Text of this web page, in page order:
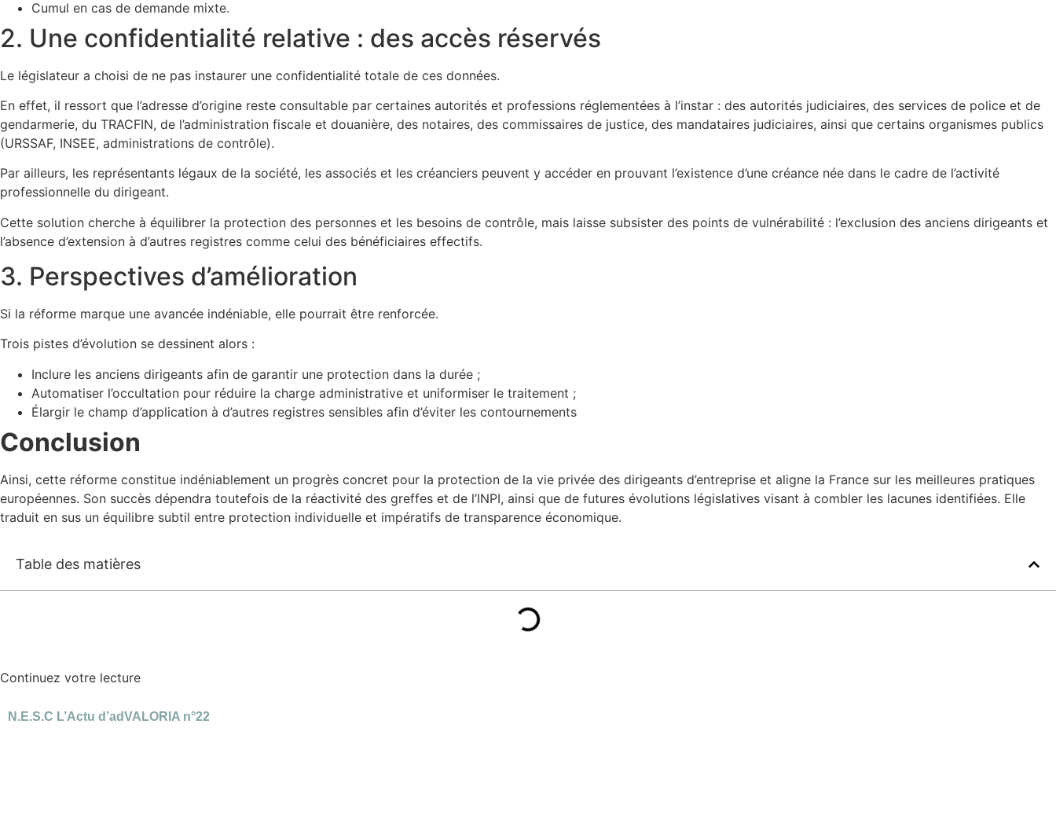
Cumul en cas de demande mixte.
2. Une confidentialité relative : des accès réservés
Le législateur a choisi de ne pas instaurer une confidentialité totale de ces données.
En effet, il ressort que l’adresse d’origine reste consultable par certaines autorités et professions réglementées à l’instar : des autorités judiciaires, des services de police et de
gendarmerie, du TRACFIN, de l’administration fiscale et douanière, des notaires, des commissaires de justice, des mandataires judiciaires, ainsi que certains organismes publics
(URSSAF, INSEE, administrations de contrôle).
Par ailleurs, les représentants légaux de la société, les associés et les créanciers peuvent y accéder en prouvant l’existence d’une créance née dans le cadre de l’activité
professionnelle du dirigeant.
Cette solution cherche à équilibrer la protection des personnes et les besoins de contrôle, mais laisse subsister des points de vulnérabilité : l’exclusion des anciens dirigeants et
l’absence d’extension à d’autres registres comme celui des bénéficiaires effectifs.
3. Perspectives d’amélioration
Si la réforme marque une avancée indéniable, elle pourrait être renforcée.
Trois pistes d’évolution se dessinent alors :
Inclure les anciens dirigeants afin de garantir une protection dans la durée ;
Automatiser l’occultation pour réduire la charge administrative et uniformiser le traitement ;
Élargir le champ d’application à d’autres registres sensibles afin d’éviter les contournements
Conclusion
Ainsi, cette réforme constitue indéniablement un progrès concret pour la protection de la vie privée des dirigeants d’entreprise et aligne la France sur les meilleures pratiques
européennes. Son succès dépendra toutefois de la réactivité des greffes et de l’INPI, ainsi que de futures évolutions législatives visant à combler les lacunes identifiées. Elle
traduit en sus un équilibre subtil entre protection individuelle et impératifs de transparence économique.
Table des matières
Continuez votre lecture
N.E.S.C L’Actu d’adVALORIA n°22